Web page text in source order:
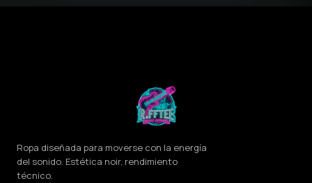
Ropa diseñada para moverse con la energía
del sonido. Estética noir, rendimiento
técnico.